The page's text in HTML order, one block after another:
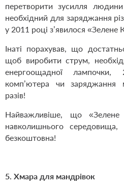
перетворити зусилля
необхідний для заряджання
у 2011 році з’явилося «Зелене
Інаті порахував, що
щоб виробити струм,
енергоощадної
комп’ютера чи заряджання
разів!
Найважливіше, що
навколишнього
безкоштовна!
5. Хмара для мандрівок